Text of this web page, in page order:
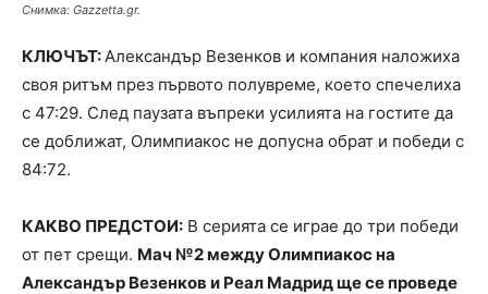
Снимка: Gazzetta.gr.
КЛЮЧЪТ: Александър Везенков и компания наложиха
своя ритъм през първото полувреме, което спечелиха
с 47:29. След паузата въпреки усилията на гостите да
се доближат, Олимпиакос не допусна обрат и победи с
84:72.
КАКВО ПРЕДСТОИ: В серията се играе до три победи
от пет срещи. Мач №2 между Олимпиакос на
Александър Везенков и Реал Мадрид ще се проведе